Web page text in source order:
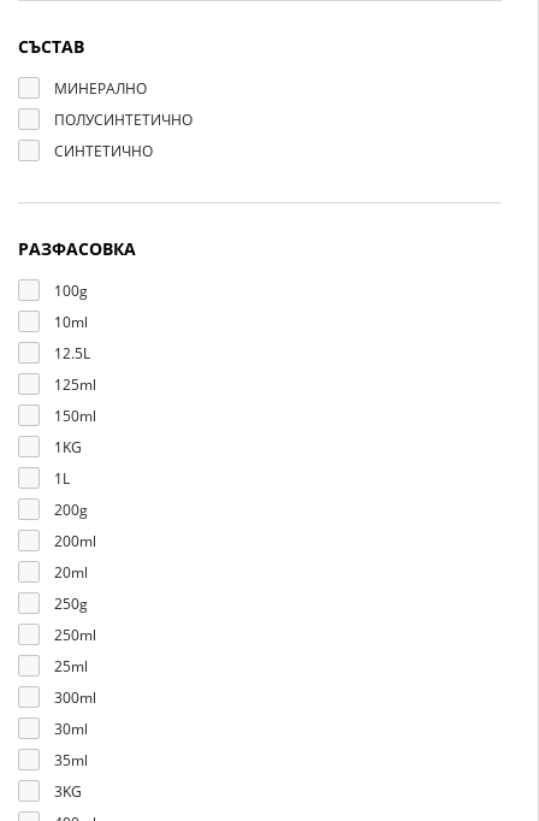
СЪСТАВ
МИНЕРАЛНО
ПОЛУСИНТЕТИЧНО
СИНТЕТИЧНО
РАЗФАСОВКА
100g
10ml
12.5L
125ml
150ml
1KG
1L
200g
200ml
20ml
250g
250ml
25ml
300ml
30ml
35ml
3KG